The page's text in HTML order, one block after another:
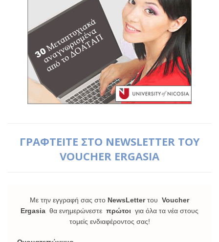
ΓΡΑΦΤΕΙΤΕ ΣΤΟ NEWSLETTER ΤΟΥ
VOUCHER ERGASIA
Με την εγγραφή σας στο NewsLetterτου Voucher
Ergasia θα ενημερώνεστε πρώτοι για όλα τα νέα στους
τομείς ενδιαφέροντος σας!